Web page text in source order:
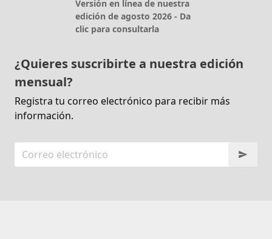
Versión en línea de nuestra
edición de agosto 2026 - Da
clic para consultarla
¿Quieres suscribirte a nuestra edición
mensual?
Registra tu correo electrónico para recibir más
información.